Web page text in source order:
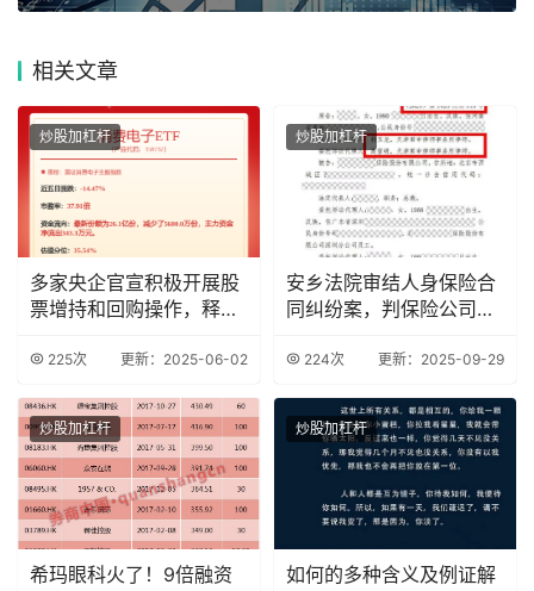
相关文章
炒股加杠杆
多家央企官宣积极开展股
票增持和回购操作，释放
225次 更新：2025-06-02
炒股加杠杆
安乡法院审结人身保险合
同纠纷案，判保险公司行
224次 更新：2025-09-29
炒股加杠杆
希玛眼科火了！9倍融资
炒股加杠杆
如何的多种含义及例证解